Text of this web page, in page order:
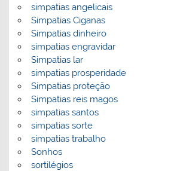
simpatias angelicais
Simpatias Ciganas
Simpatias dinheiro
simpatias engravidar
Simpatias lar
simpatias prosperidade
Simpatias proteção
Simpatias reis magos
simpatias santos
simpatias sorte
simpatias trabalho
Sonhos
sortilégios